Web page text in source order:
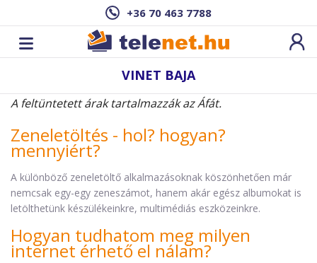
+36 70 463 7788
VINET BAJA
A feltüntetett árak tartalmazzák az Áfát.
Zeneletöltés - hol? hogyan?
mennyiért?
A különböző zeneletöltő alkalmazásoknak köszönhetően már
nemcsak egy-egy zeneszámot, hanem akár egész albumokat is
letölthetünk készülékeinkre, multimédiás eszközeinkre.
Hogyan tudhatom meg milyen
internet érhető el nálam?